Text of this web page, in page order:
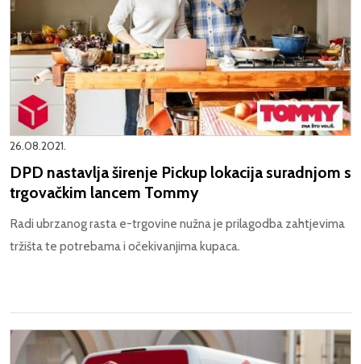
26.08.2021.
DPD nastavlja širenje Pickup lokacija suradnjom s
trgovačkim lancem Tommy
Radi ubrzanog rasta e-trgovine nužna je prilagodba zahtjevima
tržišta te potrebama i očekivanjima kupaca.